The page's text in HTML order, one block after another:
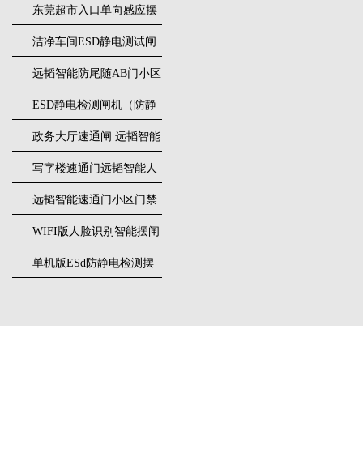
装
东莞超市入口单向感应摆
闸安装
洁净车间ESD静电测试闸
机
远韬智能防尾随AB门小区
门禁闸机安装
​ESD静电检测闸机（防静
电门禁通道系统）
政务大厅速通闸 远韬智能
防尾随静音速通门
写字楼速通门远韬智能人
脸识别快速通道闸
远韬智能速通门小区门禁
闸机食堂消费摆闸
WIFI版人脸识别智能摆闸
机
单机版ESd防静电检测摆